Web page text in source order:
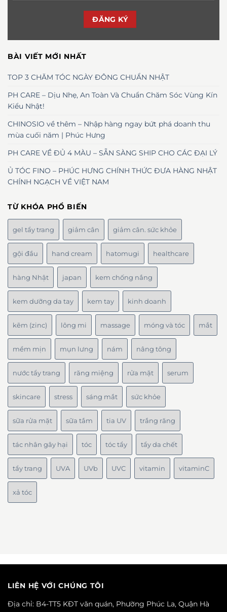
BÀI VIẾT MỚI NHẤT
TOP 3 CHĂM TÓC NGÀY ĐÔNG CHUẨN NHẬT
PH CARE – Dịu Nhẹ, An Toàn Và Chuẩn Chăm Sóc Vùng Kín
Kiểu Nhật!
CHINOSIO về thêm – Nhập hàng ngay bứt phá doanh thu
mùa cuối năm | Phúc Hưng
PH CARE VỀ ĐỦ 4 MÀU – SẴN SÀNG SHIP CHO CÁC ĐẠI LÝ
Ủ TÓC FINO – PHÚC HƯNG CHÍNH THỨC ĐƯA HÀNG NHẬT
CHÍNH NGẠCH VỀ VIỆT NAM
TỪ KHÓA PHỔ BIẾN
gel tẩy trang giảm cân giảm cân. sức khỏe
gội đầu hand cream hatomugi healthcare
hàng Nhật japan kem chống nắng
kem dưỡng da tay kem tay kinh doanh
kẽm (zinc) lông mi massage móng và tóc mắt
mềm mịn mụn lưng nám nâng tông
nước tẩy trang răng miệng rửa mặt serum
skincare stress sáng mắt sức khỏe
sữa rửa mặt sữa tắm tia UV trắng răng
tác nhân gây hại tóc tóc tẩy tẩy da chết
tẩy trang UVA UVb UVC vitamin vitaminC
xả tóc
LIÊN HỆ VỚI CHÚNG TÔI
Địa chỉ: B4-TT5 KĐT văn quán, Phường Phúc La, Quận Hà